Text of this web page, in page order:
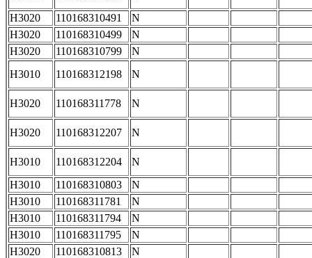
H3020
110168310491
N
H3020
110168310499
N
H3020
110168310799
N
H3010
110168312198 N
H3020 110168311778 N
H3020 110168312207 N
H3010 110168312204
N
H3010
110168310803
N
H3010
110168311781
N
H3010
110168311794
N
H3010
110168311795
N
H3020
110168310813
N